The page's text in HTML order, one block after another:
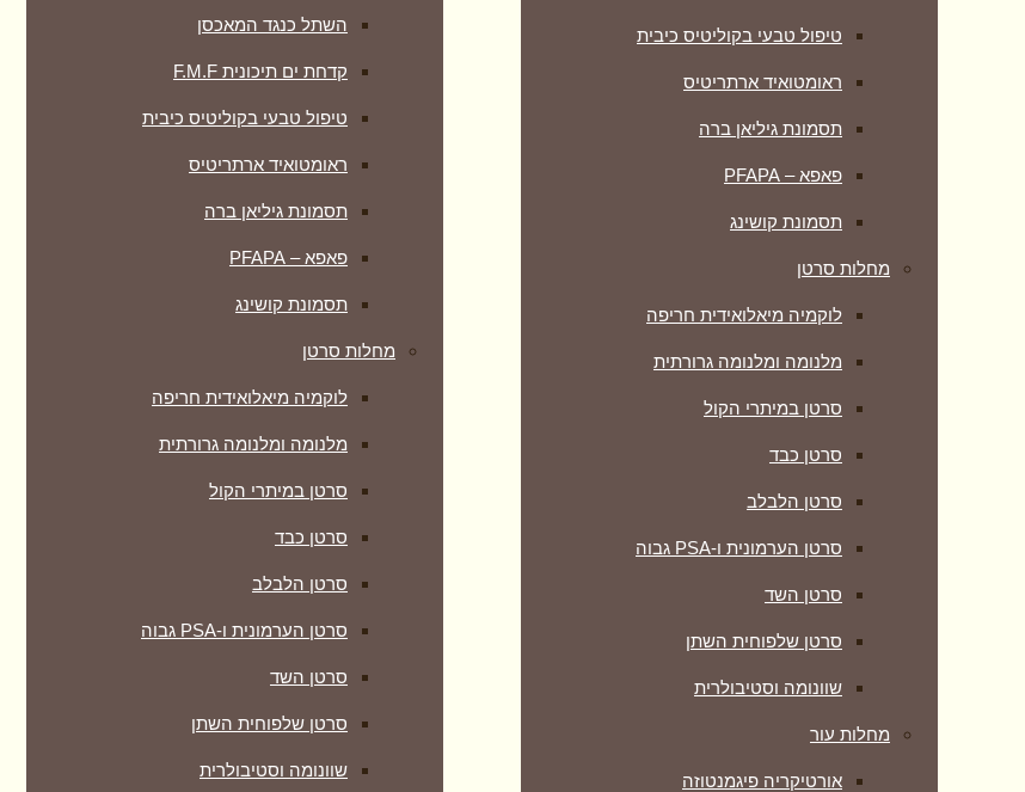
טיפול טבעי בקוליטיס כיבית
ראומטואיד ארתריטיס
תסמונת גיליאן ברה
פאפא – PFAPA
תסמונת קושינג
מחלות סרטן
לוקמיה מיאלואידית חריפה
מלנומה ומלנומה גרורתית
סרטן במיתרי הקול
סרטן כבד
סרטן הלבלב
סרטן הערמונית ו-PSA גבוה
סרטן השד
סרטן שלפוחית השתן
שוונומה וסטיבולרית
מחלות עור
אורטיקריה פיגמנטוזה
השתל כנגד המאכסן
קדחת ים תיכונית F.M.F
טיפול טבעי בקוליטיס כיבית
ראומטואיד ארתריטיס
תסמונת גיליאן ברה
פאפא – PFAPA
תסמונת קושינג
מחלות סרטן
לוקמיה מיאלואידית חריפה
מלנומה ומלנומה גרורתית
סרטן במיתרי הקול
סרטן כבד
סרטן הלבלב
סרטן הערמונית ו-PSA גבוה
סרטן השד
סרטן שלפוחית השתן
שוונומה וסטיבולרית